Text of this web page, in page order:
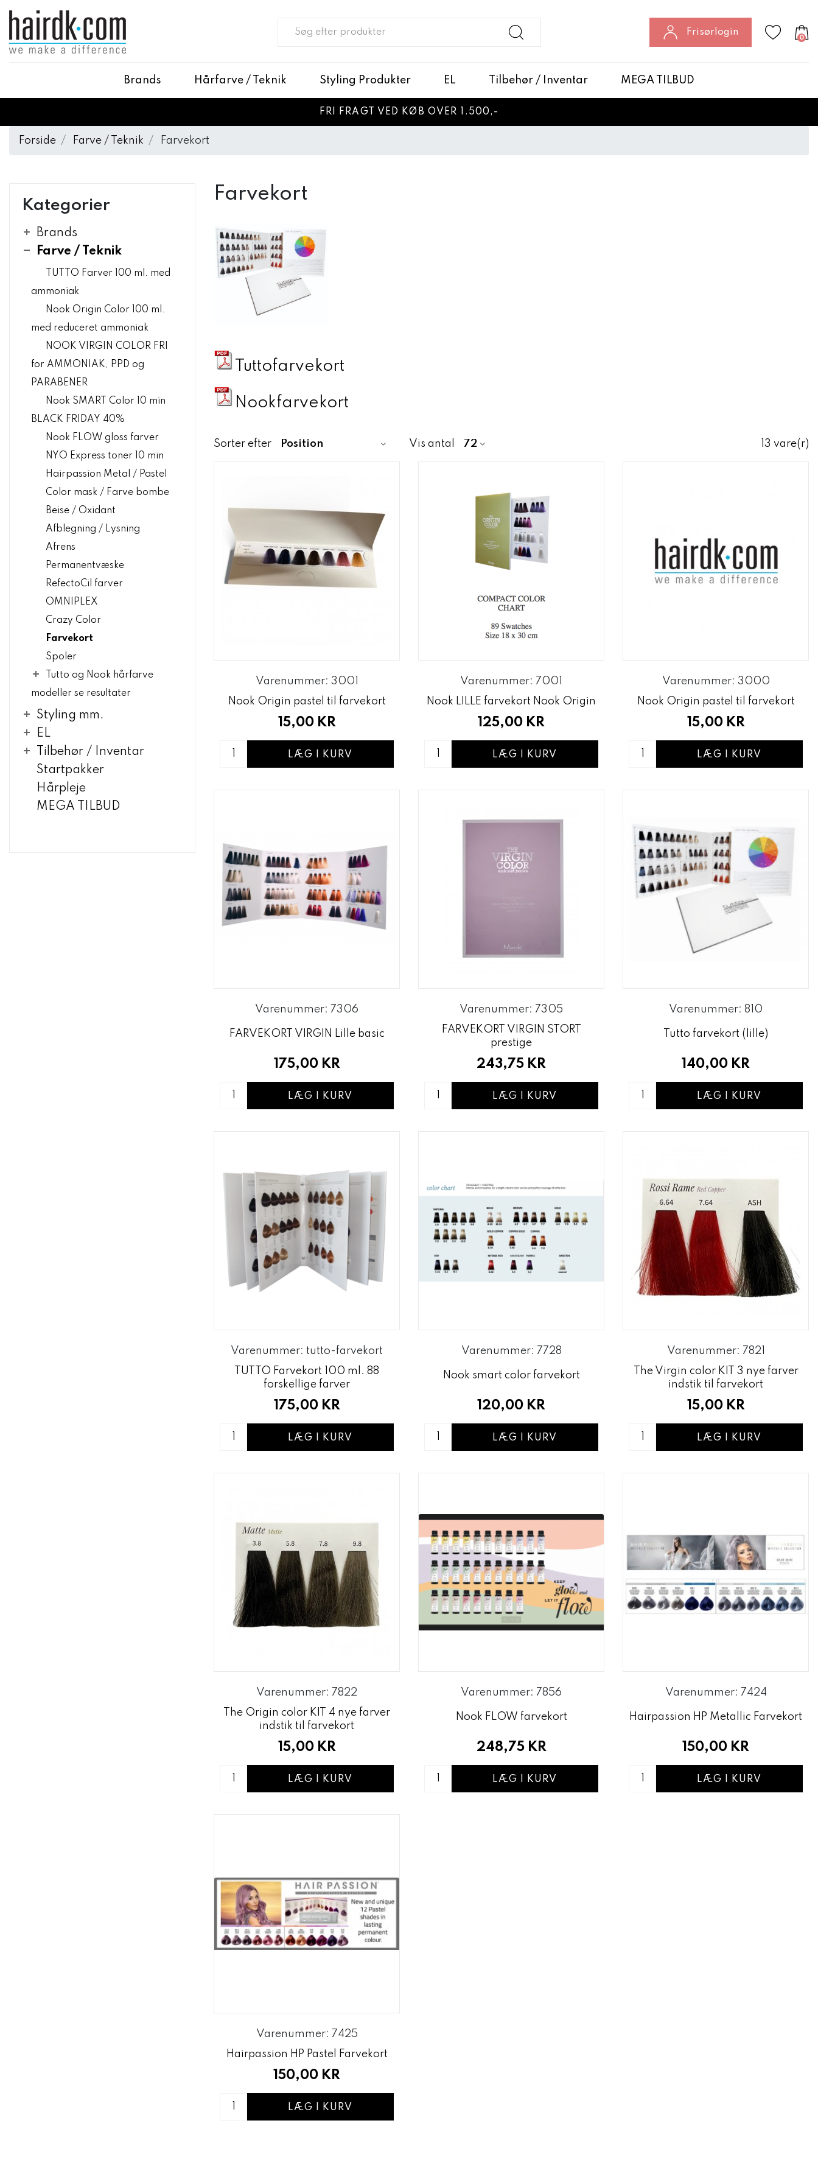
Frisørlogin
0
Brands Hårfarve / Teknik Styling Produkter EL Tilbehør / Inventar MEGA TILBUD
FRI FRAGT VED KØB OVER 1.500,-
Forside Farve / Teknik Farvekort
Kategorier
Brands
Farve / Teknik
TUTTO Farver 100 ml. med
ammoniak
Nook Origin Color 100 ml.
med reduceret ammoniak
NOOK VIRGIN COLOR FRI
for AMMONIAK, PPD og
PARABENER
Nook SMART Color 10 min
BLACK FRIDAY 40%
Nook FLOW gloss farver
NYO Express toner 10 min
Hairpassion Metal / Pastel
Color mask / Farve bombe
Beise / Oxidant
Afblegning / Lysning
Afrens
Permanentvæske
RefectoCil farver
OMNIPLEX
Crazy Color
Farvekort
Spoler
Tutto og Nook hårfarve
modeller se resultater
Styling mm.
EL
Tilbehør / Inventar
Startpakker
Hårpleje
MEGA TILBUD
Farvekort
Tuttofarvekort
Nookfarvekort
Sorter efter Vis antal 13 vare(r)
Varenummer: 3001
Nook Origin pastel til farvekort
15,00 KR
LÆG I KURV
Varenummer: 7001
Nook LILLE farvekort Nook Origin
125,00 KR
LÆG I KURV
Varenummer: 3000
Nook Origin pastel til farvekort
15,00 KR
LÆG I KURV
Varenummer: 7306
FARVEKORT VIRGIN Lille basic
175,00 KR
LÆG I KURV
Varenummer: 7305
FARVEKORT VIRGIN STORT
prestige
243,75 KR
LÆG I KURV
Varenummer: 810
Tutto farvekort (lille)
140,00 KR
LÆG I KURV
Varenummer: tutto-farvekort
TUTTO Farvekort 100 ml. 88
forskellige farver
175,00 KR
LÆG I KURV
Varenummer: 7728
Nook smart color farvekort
120,00 KR
LÆG I KURV
Varenummer: 7821
The Virgin color KIT 3 nye farver
indstik til farvekort
15,00 KR
LÆG I KURV
Varenummer: 7822
The Origin color KIT 4 nye farver
indstik til farvekort
15,00 KR
LÆG I KURV
Varenummer: 7856
Nook FLOW farvekort
248,75 KR
LÆG I KURV
Varenummer: 7424
Hairpassion HP Metallic Farvekort
150,00 KR
LÆG I KURV
Varenummer: 7425
Hairpassion HP Pastel Farvekort
150,00 KR
LÆG I KURV